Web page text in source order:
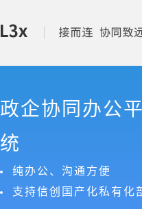
政企协同办公
统
纯办公、沟通方便
支持信创国产化私有化